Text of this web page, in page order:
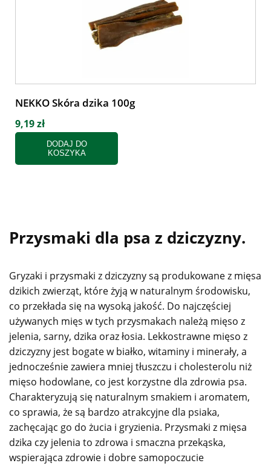
NEKKO Skóra dzika 100g
9,19 zł
DODAJ DO
KOSZYKA
Przysmaki dla psa z dziczyzny.
Gryzaki i przysmaki z dziczyzny są produkowane z mięsa
dzikich zwierząt, które żyją w naturalnym środowisku,
co przekłada się na wysoką jakość. Do najczęściej
używanych mięs w tych przysmakach należą mięso z
jelenia, sarny, dzika oraz łosia. Lekkostrawne mięso z
dziczyzny jest bogate w białko, witaminy i minerały, a
jednocześnie zawiera mniej tłuszczu i cholesterolu niż
mięso hodowlane, co jest korzystne dla zdrowia psa.
Charakteryzują się naturalnym smakiem i aromatem,
co sprawia, że są bardzo atrakcyjne dla psiaka,
zachęcając go do żucia i gryzienia. Przysmaki z mięsa
dzika czy jelenia to zdrowa i smaczna przekąska,
wspierająca zdrowie i dobre samopoczucie